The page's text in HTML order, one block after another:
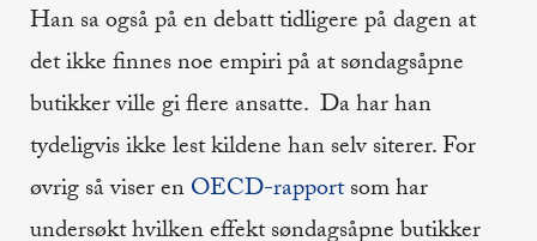
Han sa også på en debatt tidligere på dagen at
det ikke finnes noe empiri på at søndagsåpne
butikker ville gi flere ansatte. Da har han
tydeligvis ikke lest kildene han selv siterer. For
øvrig så viser enOECD-rapportsom har
undersøkt hvilken effekt søndagsåpne butikker